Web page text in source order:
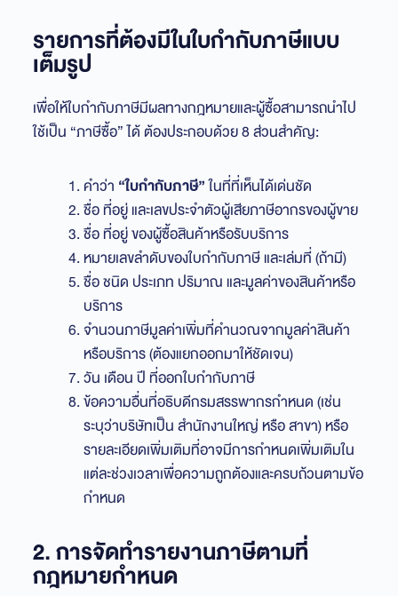
รายการที่ต้องมีในใบกำกับภาษีแบบ
เต็มรูป
เพื่อให้ใบกำกับภาษีมีผลทางกฎหมายและผู้ซื้อสามารถนำไป
ใช้เป็น “ภาษีซื้อ” ได้ ต้องประกอบด้วย 8 ส่วนสำคัญ:
คำว่า “ใบกำกับภาษี”ในที่ที่เห็นได้เด่นชัด
ชื่อ ที่อยู่ และเลขประจำตัวผู้เสียภาษีอากรของผู้ขาย
ชื่อ ที่อยู่ ของผู้ซื้อสินค้าหรือรับบริการ
หมายเลขลำดับของใบกำกับภาษี และเล่มที่ (ถ้ามี)
ชื่อ ชนิด ประเภท ปริมาณ และมูลค่าของสินค้าหรือ
บริการ
จำนวนภาษีมูลค่าเพิ่มที่คำนวณจากมูลค่าสินค้า
หรือบริการ (ต้องแยกออกมาให้ชัดเจน)
วัน เดือน ปี ที่ออกใบกำกับภาษี
ข้อความอื่นที่อธิบดีกรมสรรพากรกำหนด (เช่น
ระบุว่าบริษัทเป็น สำนักงานใหญ่ หรือ สาขา) หรือ
รายละเอียดเพิ่มเติมที่อาจมีการกำหนดเพิ่มเติมใน
แต่ละช่วงเวลาเพื่อความถูกต้องและครบถ้วนตามข้อ
กำหนด
2. การจัดทำรายงานภาษีตามที่
กฎหมายกำหนด